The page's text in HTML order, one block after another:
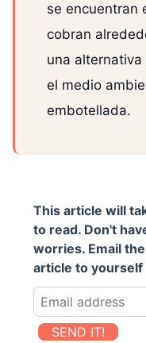
se encuentran
cobran
una
el medio
embotellada.
This article will
to read. Don't
worries. Email
article to yourself
SEND IT!